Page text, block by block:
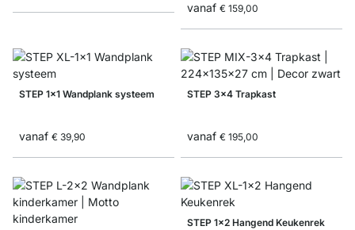
vanaf € 159,00
STEP 1x1 Wandplank systeem
vanaf € 39,90
STEP 3x4 Trapkast
vanaf € 195,00
STEP 1x2 Hangend Keukenrek